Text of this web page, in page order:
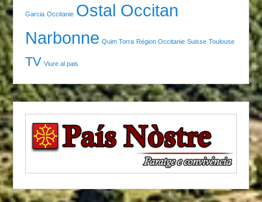
Garcia Occitanie Ostal Occitan
Narbonne Quim Torra Région Occitanie Suisse Toulouse
TV Viure al pais